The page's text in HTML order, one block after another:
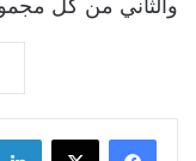
والثاني من كل مجموعة إلى